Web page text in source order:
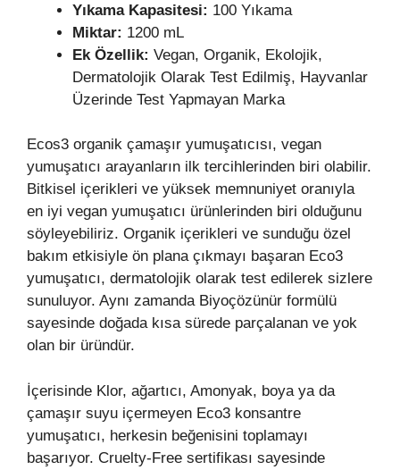
Yıkama Kapasitesi: 100 Yıkama
Miktar: 1200 mL
Ek Özellik: Vegan, Organik, Ekolojik,
Dermatolojik Olarak Test Edilmiş, Hayvanlar
Üzerinde Test Yapmayan Marka
Ecos3 organik çamaşır yumuşatıcısı, vegan
yumuşatıcı arayanların ilk tercihlerinden biri olabilir.
Bitkisel içerikleri ve yüksek memnuniyet oranıyla
en iyi vegan yumuşatıcı ürünlerinden biri olduğunu
söyleyebiliriz. Organik içerikleri ve sunduğu özel
bakım etkisiyle ön plana çıkmayı başaran Eco3
yumuşatıcı, dermatolojik olarak test edilerek sizlere
sunuluyor. Aynı zamanda Biyoçözünür formülü
sayesinde doğada kısa sürede parçalanan ve yok
olan bir üründür.
İçerisinde Klor, ağartıcı, Amonyak, boya ya da
çamaşır suyu içermeyen Eco3 konsantre
yumuşatıcı, herkesin beğenisini toplamayı
başarıyor. Cruelty-Free sertifikası sayesinde